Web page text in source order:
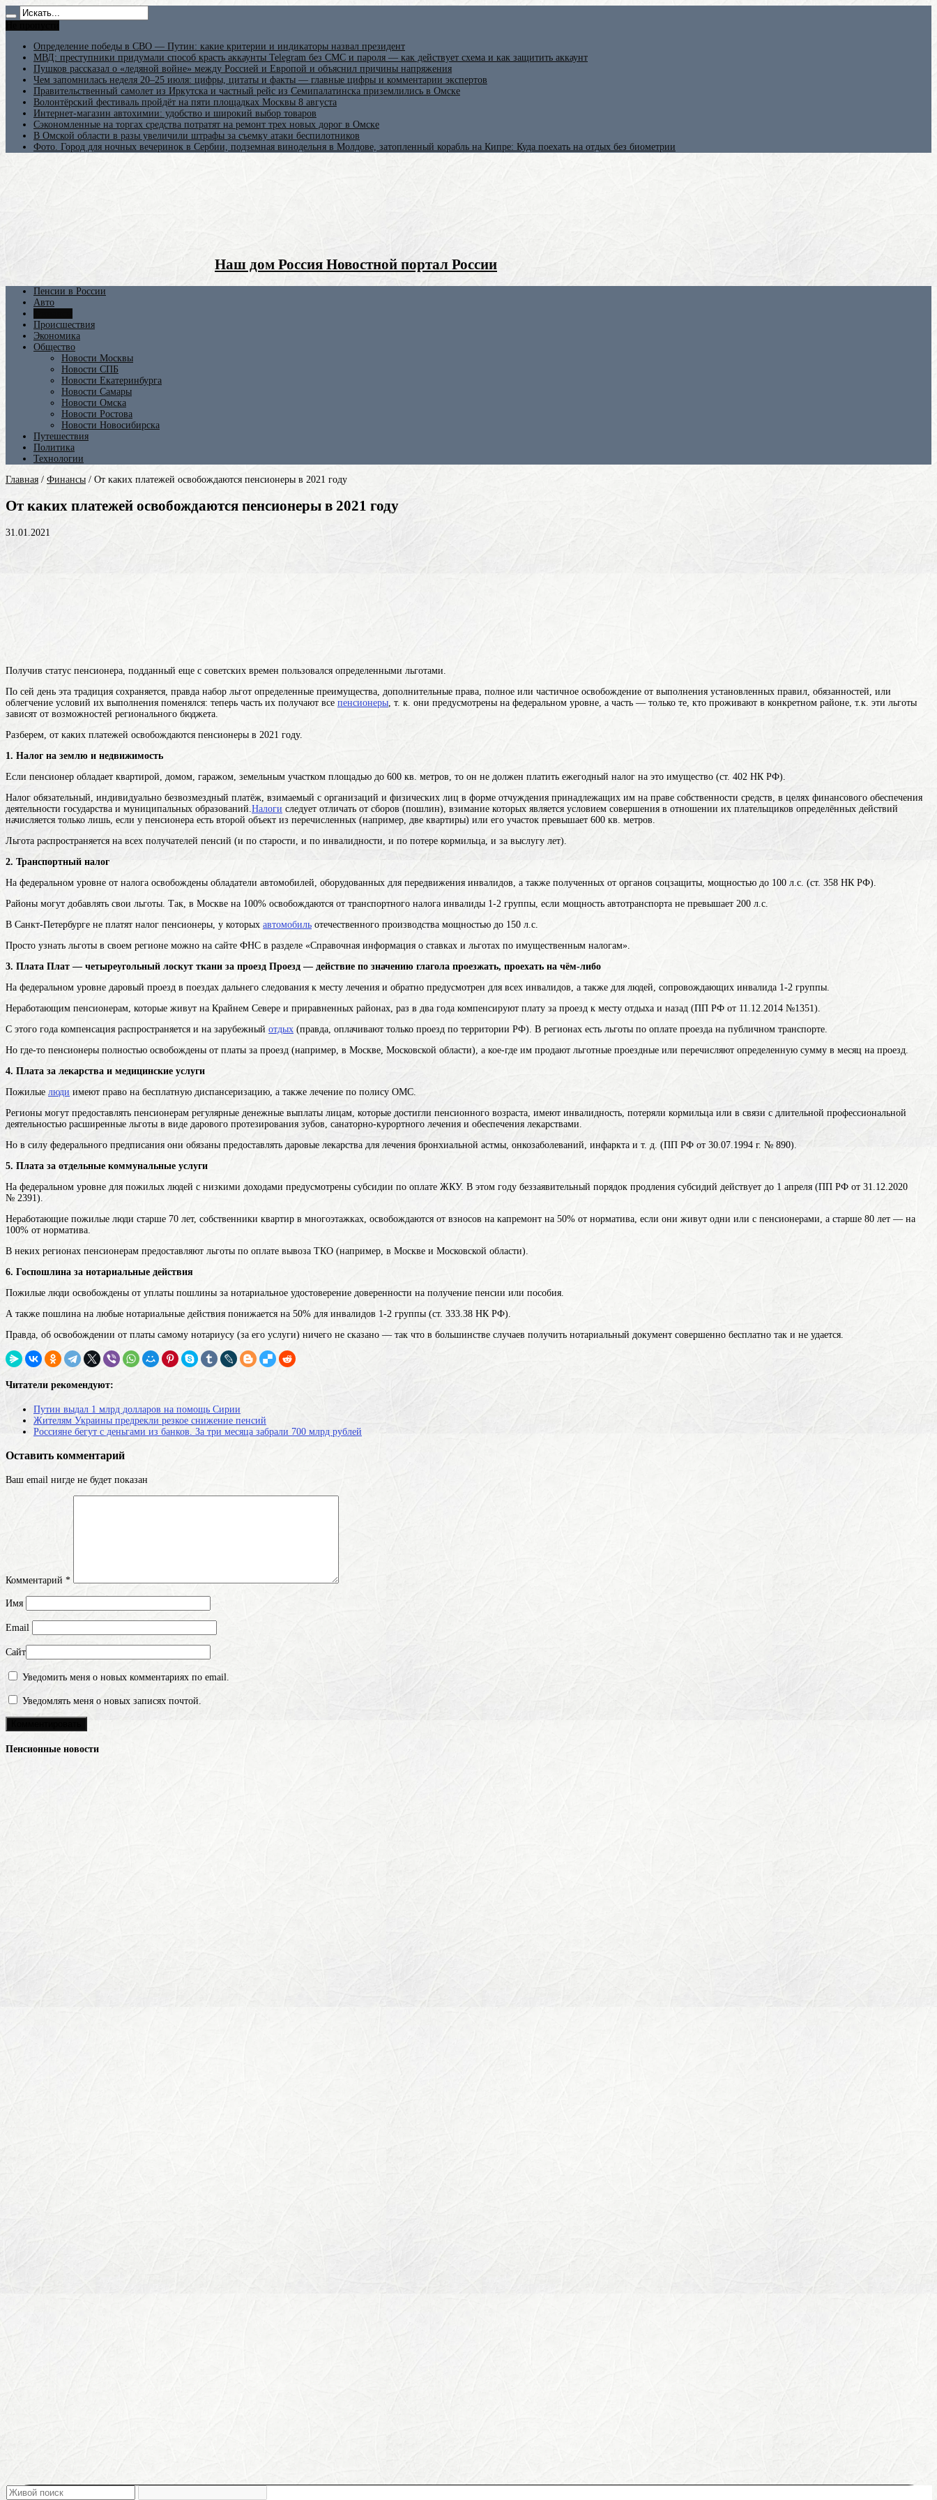
Определение победы в СВО — Путин: какие критерии и индикаторы назвал президент
МВД: преступники придумали способ красть аккаунты Telegram без СМС и пароля — как действует схема и как защитить аккаунт
Пушков рассказал о «ледяной войне» между Россией и Европой и объяснил причины напряжения
Чем запомнилась неделя 20–25 июля: цифры, цитаты и факты — главные цифры и комментарии экспертов
Правительственный самолет из Иркутска и частный рейс из Семипалатинска приземлились в Омске
Волонтёрский фестиваль пройдёт на пяти площадках Москвы 8 августа
Интернет-магазин автохимии: удобство и широкий выбор товаров
Сэкономленные на торгах средства потратят на ремонт трех новых дорог в Омске
В Омской области в разы увеличили штрафы за съемку атаки беспилотников
Фото. Город для ночных вечеринок в Сербии, подземная винодельня в Молдове, затопленный корабль на Кипре: Куда поехать на отдых без биометрии
Наш дом Россия Новостной портал России
Пенсии в России
Авто
Происшествия
Экономика
Общество
Новости Москвы
Новости СПБ
Новости Екатеринбурга
Новости Самары
Новости Омска
Новости Ростова
Новости Новосибирска
Путешествия
Политика
Технологии
Главная / Финансы / От каких платежей освобождаются пенсионеры в 2021 году
От каких платежей освобождаются пенсионеры в 2021 году
31.01.2021
Получив статус пенсионера, подданный еще с советских времен пользовался определенными льготами.
По сей день эта традиция сохраняется, правда набор льгот определенные преимущества, дополнительные права, полное или частичное освобождение от выполнения установленных правил, обязанностей, или
облегчение условий их выполнения поменялся: теперь часть их получают все пенсионеры , т. к. они предусмотрены на федеральном уровне, а часть — только те, кто проживают в конкретном районе, т.к. эти льготы
зависят от возможностей регионального бюджета.
Разберем, от каких платежей освобождаются пенсионеры в 2021 году.
1. Налог на землю и недвижимость
Если пенсионер обладает квартирой, домом, гаражом, земельным участком площадью до 600 кв. метров, то он не должен платить ежегодный налог на это имущество (ст. 402 НК РФ).
Налог обязательный, индивидуально безвозмездный платёж, взимаемый с организаций и физических лиц в форме отчуждения принадлежащих им на праве собственности средств, в целях финансового обеспечения
деятельности государства и муниципальных образований. Налоги следует отличать от сборов (пошлин), взимание которых является условием совершения в отношении их плательщиков определённых действий
начисляется только лишь, если у пенсионера есть второй объект из перечисленных (например, две квартиры) или его участок превышает 600 кв. метров.
Льгота распространяется на всех получателей пенсий (и по старости, и по инвалидности, и по потере кормильца, и за выслугу лет).
2. Транспортный налог
На федеральном уровне от налога освобождены обладатели автомобилей, оборудованных для передвижения инвалидов, а также полученных от органов соцзащиты, мощностью до 100 л.с. (ст. 358 НК РФ).
Районы могут добавлять свои льготы. Так, в Москве на 100% освобождаются от транспортного налога инвалиды 1-2 группы, если мощность автотранспорта не превышает 200 л.с.
В Санкт-Петербурге не платят налог пенсионеры, у которых автомобиль отечественного производства мощностью до 150 л.с.
Просто узнать льготы в своем регионе можно на сайте ФНС в разделе «Справочная информация о ставках и льготах по имущественным налогам».
3. Плата Плат — четыреугольный лоскут ткани за проезд Проезд — действие по значению глагола проезжать, проехать на чём-либо
На федеральном уровне даровый проезд в поездах дальнего следования к месту лечения и обратно предусмотрен для всех инвалидов, а также для людей, сопровождающих инвалида 1-2 группы.
Неработающим пенсионерам, которые живут на Крайнем Севере и приравненных районах, раз в два года компенсируют плату за проезд к месту отдыха и назад (ПП РФ от 11.12.2014 №1351).
С этого года компенсация распространяется и на зарубежный отдых (правда, оплачивают только проезд по территории РФ). В регионах есть льготы по оплате проезда на публичном транспорте.
Но где-то пенсионеры полностью освобождены от платы за проезд (например, в Москве, Московской области), а кое-где им продают льготные проездные или перечисляют определенную сумму в месяц на проезд.
4. Плата за лекарства и медицинские услуги
Пожилые люди имеют право на бесплатную диспансеризацию, а также лечение по полису ОМС.
Регионы могут предоставлять пенсионерам регулярные денежные выплаты лицам, которые достигли пенсионного возраста, имеют инвалидность, потеряли кормильца или в связи с длительной профессиональной
деятельностью расширенные льготы в виде дарового протезирования зубов, санаторно-курортного лечения и обеспечения лекарствами.
Но в силу федерального предписания они обязаны предоставлять даровые лекарства для лечения бронхиальной астмы, онкозаболеваний, инфаркта и т. д. (ПП РФ от 30.07.1994 г. № 890).
5. Плата за отдельные коммунальные услуги
На федеральном уровне для пожилых людей с низкими доходами предусмотрены субсидии по оплате ЖКУ. В этом году беззаявительный порядок продления субсидий действует до 1 апреля (ПП РФ от 31.12.2020
№ 2391).
Неработающие пожилые люди старше 70 лет, собственники квартир в многоэтажках, освобождаются от взносов на капремонт на 50% от норматива, если они живут одни или с пенсионерами, а старше 80 лет — на
100% от норматива.
В неких регионах пенсионерам предоставляют льготы по оплате вывоза ТКО (например, в Москве и Московской области).
6. Госпошлина за нотариальные действия
Пожилые люди освобождены от уплаты пошлины за нотариальное удостоверение доверенности на получение пенсии или пособия.
А также пошлина на любые нотариальные действия понижается на 50% для инвалидов 1-2 группы (ст. 333.38 НК РФ).
Правда, об освобождении от платы самому нотариусу (за его услуги) ничего не сказано — так что в большинстве случаев получить нотариальный документ совершенно бесплатно так и не удается.
Читатели рекомендуют:
Путин выдал 1 млрд долларов на помощь Сирии
Жителям Украины предрекли резкое снижение пенсий
Россияне бегут с деньгами из банков. За три месяца забрали 700 млрд рублей
Оставить комментарий
Ваш email нигде не будет показан
Комментарий *
Имя
Email
Сайт
Уведомить меня о новых комментариях по email.
Уведомлять меня о новых записях почтой.
Пенсионные новости